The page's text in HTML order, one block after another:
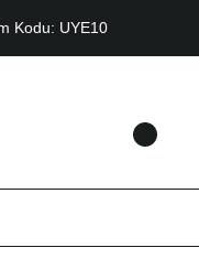
Kodu: UYE10